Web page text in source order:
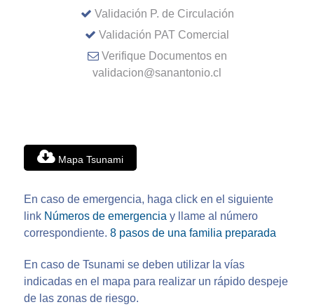
Validación P. de Circulación
Validación PAT Comercial
Verifique Documentos en
validacion@sanantonio.cl
Mapa Tsunami
En caso de emergencia, haga click en el siguiente
link Números de emergencia y llame al número
correspondiente. 8 pasos de una familia preparada
En caso de Tsunami se deben utilizar la vías
indicadas en el mapa para realizar un rápido despeje
de las zonas de riesgo.